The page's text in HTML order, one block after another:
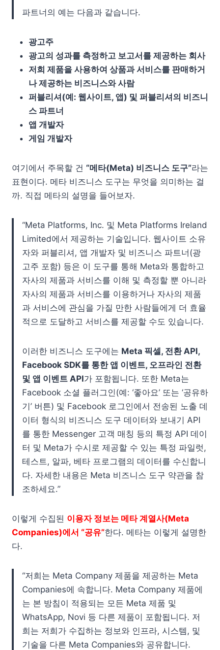
파트너의 예는 다음과 같습니다.
광고주
광고의 성과를 측정하고 보고서를 제공하는 회사
저희 제품을 사용하여 상품과 서비스를 판매하거
나 제공하는 비즈니스와 사람
퍼블리셔(예: 웹사이트, 앱) 및 퍼블리셔의 비즈니
스 파트너
앱 개발자
게임 개발자
여기에서 주목할 건 “메타(Meta) 비즈니스 도구”라는
표현이다. 메타 비즈니스 도구는 무엇을 의미하는 걸
까. 직접 메타의 설명을 들어보자.
“Meta Platforms, Inc. 및 Meta Platforms Ireland
Limited에서 제공하는 기술입니다. 웹사이트 소유
자와 퍼블리셔, 앱 개발자 및 비즈니스 파트너(광
고주 포함) 등은 이 도구를 통해 Meta와 통합하고
자사의 제품과 서비스를 이해 및 측정할 뿐 아니라
자사의 제품과 서비스를 이용하거나 자사의 제품
과 서비스에 관심을 가질 만한 사람들에게 더 효율
적으로 도달하고 서비스를 제공할 수도 있습니다.
이러한 비즈니스 도구에는 Meta 픽셀, 전환 API,
Facebook SDK를 통한 앱 이벤트, 오프라인 전환
및 앱 이벤트 API가 포함됩니다. 또한 Meta는
Facebook 소셜 플러그인(예: ‘좋아요’ 또는 ‘공유하
기’ 버튼) 및 Facebook 로그인에서 전송된 노출 데
이터 형식의 비즈니스 도구 데이터와 보내기 API
를 통한 Messenger 고객 매칭 등의 특정 API 데이
터 및 Meta가 수시로 제공할 수 있는 특정 파일럿,
테스트, 알파, 베타 프로그램의 데이터를 수신합니
다. 자세한 내용은 Meta 비즈니스 도구 약관을 참
조하세요.”
이렇게 수집된 이용자 정보는 메타 계열사(Meta
Companies)에서 “공유”한다. 메타는 이렇게 설명한
다.
“저희는 Meta Company 제품을 제공하는 Meta
Companies에 속합니다. Meta Company 제품에
는 본 방침이 적용되는 모든 Meta 제품 및
WhatsApp, Novi 등 다른 제품이 포함됩니다. 저
희는 저희가 수집하는 정보와 인프라, 시스템,‌ 및
기술을 다른 Meta Companies와 공유합니다.